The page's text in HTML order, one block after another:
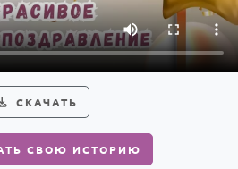
СКАЧАТЬ
СВОЮ ИСТОРИЮ